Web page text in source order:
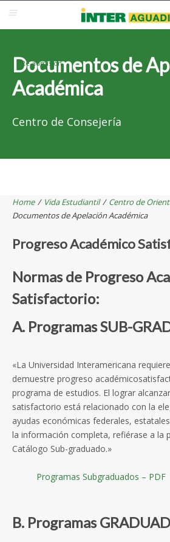
Correo Electrónico
Re-admisión
Documentos de
Académica
Centro de Consejería
Home / Vida Estudiantil / Centro de
Documentos de Apelación Académica
Progreso Académico
Normas de Progreso
Satisfactorio:
A. ProgramasSUB-
«La Universidad Interamericana
demuestre progreso
programa de estudios. El lograr
satisfactorio está relacionado con la
ayudas económicas federales,
la información completa, refiérase a la
Catálogo Sub-graduado.»
Programas Subgraduados – PDF
B. Programas